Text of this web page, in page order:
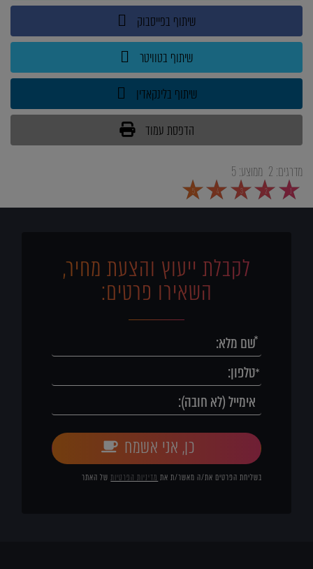
שיתוף בפייסבוק
שיתוף בטוויטר
שיתוף בלינקאדין
הדפסת עמוד
מדרגים: 2 ממוצע:5
1
2
3
4
5
לקבלת ייעוץ והצעת מחיר,
השאירו פרטים:
כן, אני אשמח
בשליחת הפרטים את/ה מאשר/ת את מדיניות הפרטיותשל האתר